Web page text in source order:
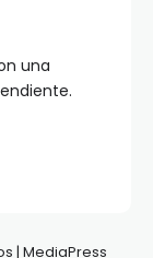
una
| MediaPress